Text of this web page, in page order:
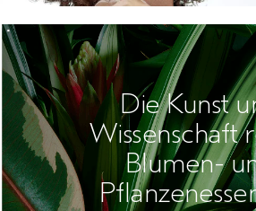
Die Kunst
Wissenschaft
Blumen-